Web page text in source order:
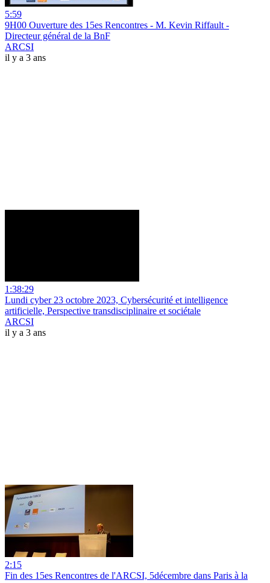
5:59
9H00 Ouverture des 15es Rencontres - M. Kevin Riffault -
Directeur général de la BnF
ARCSI
il y a 3 ans
1:38:29
Lundi cyber 23 octobre 2023, Cybersécurité et intelligence
artificielle, Perspective transdisciplinaire et sociétale
ARCSI
il y a 3 ans
2:15
Fin des 15es Rencontres de l'ARCSI, 5décembre dans Paris à la